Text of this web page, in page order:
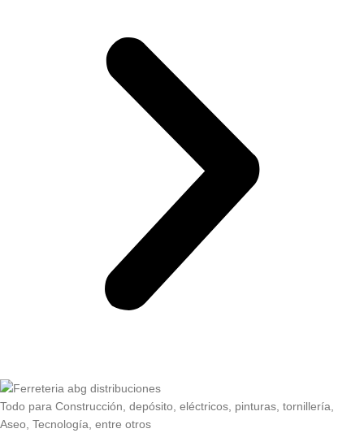
Todo para Construcción, depósito, eléctricos, pinturas, tornillería,
Aseo, Tecnología, entre otros